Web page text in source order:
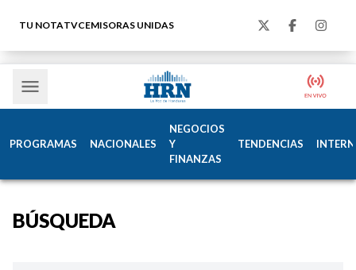
TU NOTATVCEMISORAS UNIDAS
PROGRAMAS NACIONALES
NEGOCIOS
Y
FINANZAS
TENDENCIAS
BÚSQUEDA